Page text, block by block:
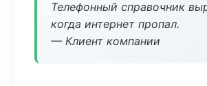
Телефонный справочник
когда интернет пропал.
— Клиент компании